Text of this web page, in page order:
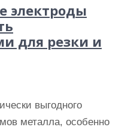
электроды
для резки и
выгодного
металла, особенно